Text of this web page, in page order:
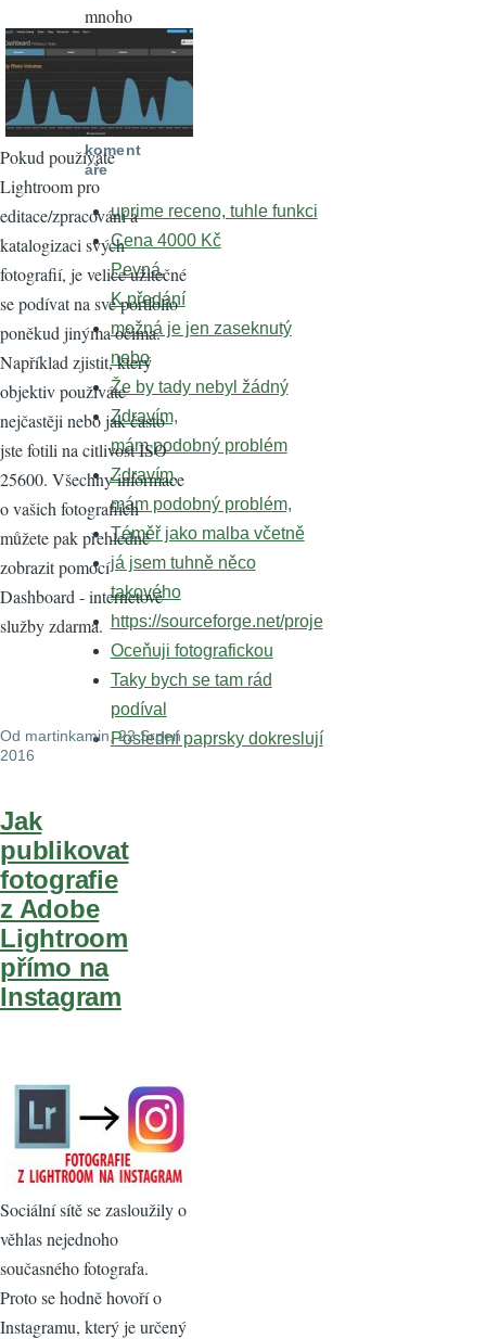
Pokud používáte
Lightroom pro
editace/zpracování a
katalogizaci svých
fotografií, je velice užitečné
se podívat na své portfolio
poněkud jinýma očima.
Například zjistit, který
objektiv používáte
nejčastěji nebo jak často
jste fotili na citlivost ISO
25600. Všechny informace
o vašich fotografiích
můžete pak přehledně
zobrazit pomocí
Dashboard - internetové
služby zdarma.
Od martinkamin, 22 Srpen
2016
Jak
publikovat
fotografie
z Adobe
Lightroom
přímo na
Instagram
Sociální sítě se zasloužily o
věhlas nejednoho
současného fotografa.
Proto se hodně hovoří o
Instagramu, který je určený
mnoho
dalších
výhod.
Posledn
í
koment
áře
uprime receno, tuhle funkci
Cena 4000 Kč
Pevná.
K předání
možná je jen zaseknutý
nebo
Že by tady nebyl žádný
Zdravím,
mám podobný problém
Zdravím,
mám podobný problém,
Téměř jako malba včetně
já jsem tuhně něco
takového
https://sourceforge.net/proje
Oceňuji fotografickou
Taky bych se tam rád
podíval
Poslední paprsky dokreslují